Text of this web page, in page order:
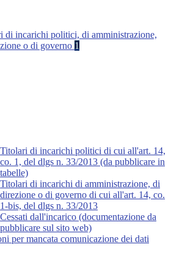
di incarichi politici, di amministrazione,
o di governo 1
Titolari di incarichi politici di cui all'art. 14,
co. 1, del dlgs n. 33/2013 (da pubblicare in
tabelle)
Titolari di incarichi di amministrazione, di
direzione o di governo di cui all'art. 14, co.
1-bis, del dlgs n. 33/2013
Cessati dall'incarico (documentazione da
pubblicare sul sito web)
per mancata comunicazione dei dati